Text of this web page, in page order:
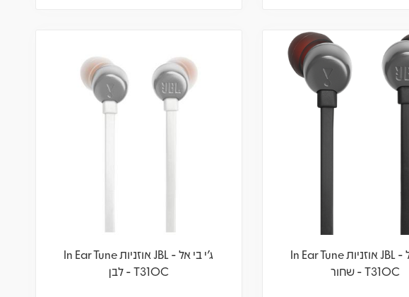
ג'י בי אל - JBL אוזניות In Ear Tune
T310C - שחור
ג'י בי אל - JBL אוזניות In Ear Tune
T310C - לבן